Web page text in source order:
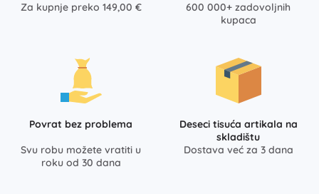
Za kupnje preko 149,00 €
600 000+ zadovoljnih
kupaca
Povrat bez problema
Svu robu možete vratiti u
roku od 30 dana
Deseci tisuća artikala na
skladištu
Dostava već za 3 dana